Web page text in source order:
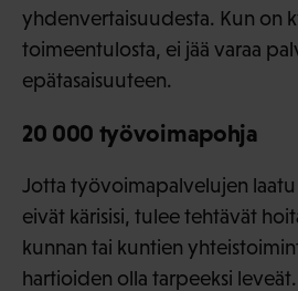
yhdenvertaisuudesta. Kun on
toimeentulosta, ei jää varaa
epätasaisuuteen.
20 000 työvoimapohja
Jotta työvoimapalvelujen
eivät kärisisi, tulee tehtävät
kunnan tai kuntien
hartioiden olla tarpeeksi leveät.